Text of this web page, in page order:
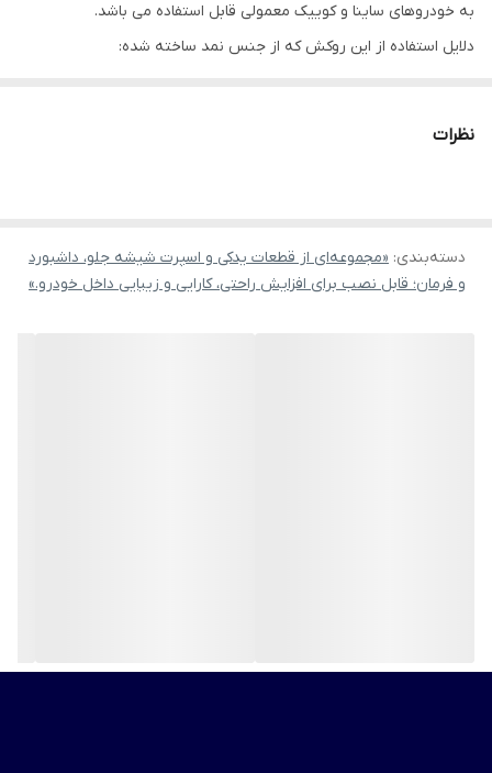
به خودروهای ساینا و کوییک معمولی قابل استفاده می باشد.
دلایل استفاده از این روکش که از جنس نمد ساخته شده:
نظرات
دسته‌بندی: «مجموعه‌ای از قطعات یدکی و اسپرت شیشه جلو، داشبورد
و فرمان؛ قابل نصب برای افزایش راحتی، کارایی و زیبایی داخل خودرو.»